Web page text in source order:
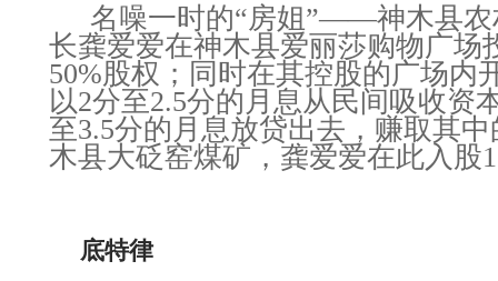
名噪一时的“房姐”——神木县农
长龚爱爱在神木县爱丽莎购物广场
50%股权；同时在其控股的广场内
以2分至2.5分的月息从民间吸收资
至3.5分的月息放贷出去，赚取其
木县大砭窑煤矿，龚爱爱在此入股
底特律